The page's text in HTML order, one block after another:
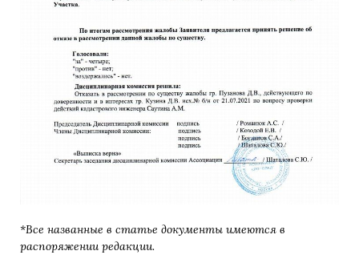
*Все названные в статье документы имеются в
распоряжении редакции.